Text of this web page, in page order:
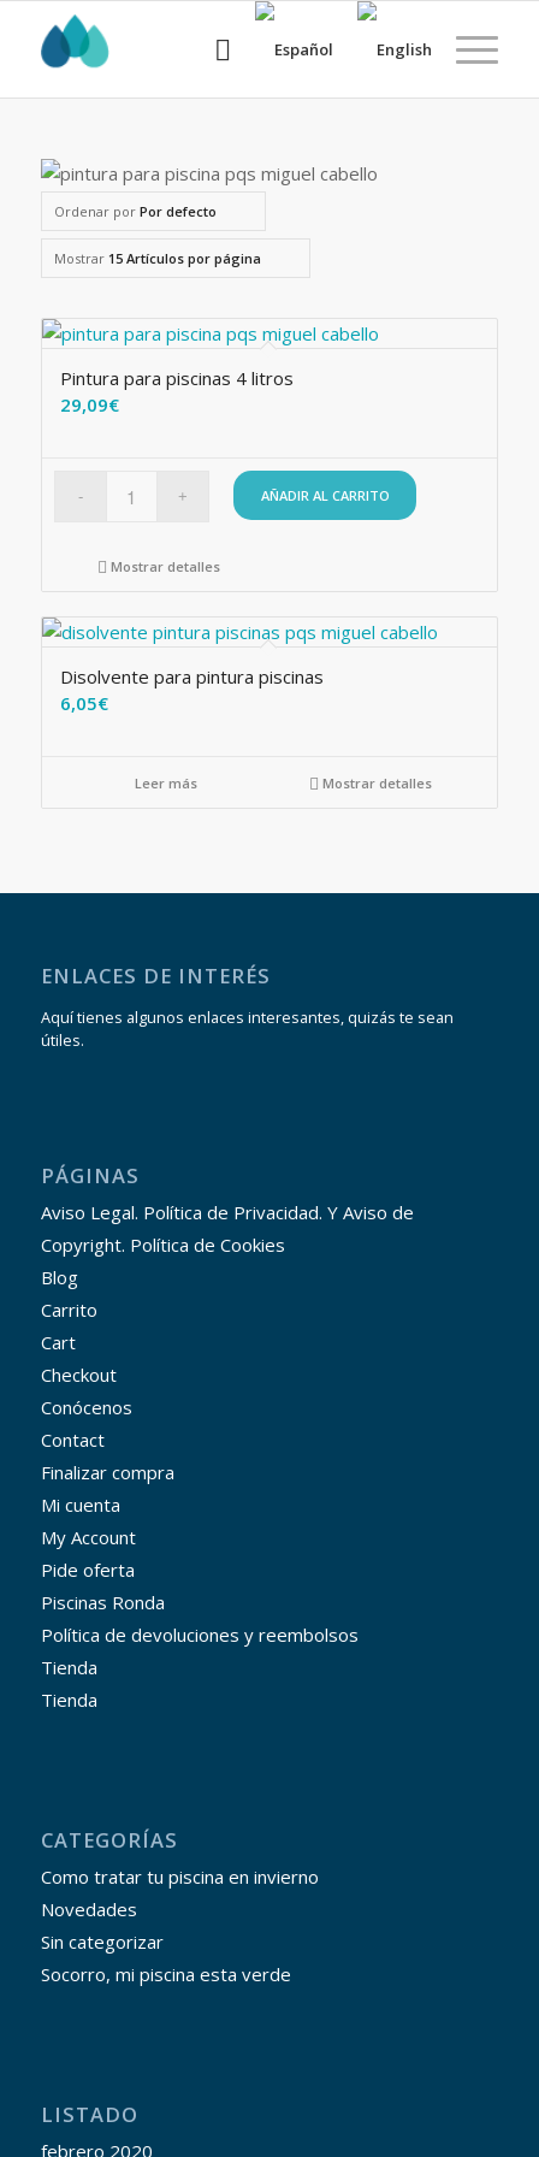
Ordenar por Por defecto
Mostrar 15 Artículos por página
Pintura para piscinas 4 litros
29,09€
AÑADIR AL CARRITO
Mostrar detalles
Disolvente para pintura piscinas
6,05€
Leer más Mostrar detalles
ENLACES DE INTERÉS
Aquí tienes algunos enlaces interesantes, quizás te sean
útiles.
PÁGINAS
Aviso Legal. Política de Privacidad. Y Aviso de
Copyright. Política de Cookies
Blog
Carrito
Cart
Checkout
Conócenos
Contact
Finalizar compra
Mi cuenta
My Account
Pide oferta
Piscinas Ronda
Política de devoluciones y reembolsos
Tienda
Tienda
CATEGORÍAS
Como tratar tu piscina en invierno
Novedades
Sin categorizar
Socorro, mi piscina esta verde
LISTADO
febrero 2020